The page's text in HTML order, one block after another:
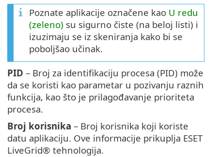
Poznate aplikacije označene kao U redu
(zeleno) su sigurno čiste (na beloj listi) i
izuzimaju se iz skeniranja kako bi se
poboljšao učinak.
PID – Broj za identifikaciju procesa (PID) može
da se koristi kao parametar u pozivanju raznih
funkcija, kao što je prilagođavanje prioriteta
procesa.
Broj korisnika – Broj korisnika koji koriste
datu aplikaciju. Ove informacije prikuplja ESET
LiveGrid® tehnologija.